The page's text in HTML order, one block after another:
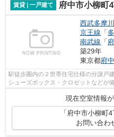
賃貸 | 一戸建て 府中市小柳町
西武多摩
京王線 「
南武線 「
築29年
東京都府
駅徒歩圏内の２世帯住宅仕様の分譲戸
シューズボックス・クロゼットなどが
品の収納に重宝します。室内設備はシ...
現在空室情報が
「府中市小柳町
お問い合わ